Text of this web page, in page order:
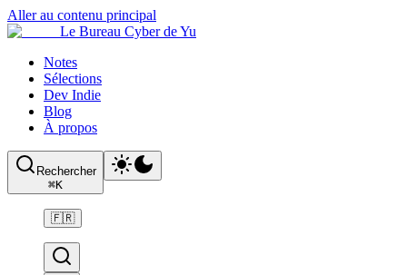
Aller au contenu principal
Le Bureau Cyber de Yu
Notes
Sélections
Dev Indie
Blog
À propos
Rechercher
⌘K
🇫🇷